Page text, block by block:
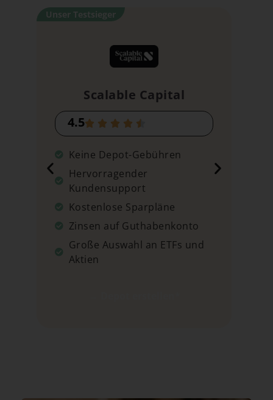
Unser Testsieger
Scalable Capital
4.5
Keine Depot-Gebühren
Hervorragender
Kundensupport
Kostenlose Sparpläne
Zinsen auf Guthabenkonto
Große Auswahl an ETFs und
Aktien